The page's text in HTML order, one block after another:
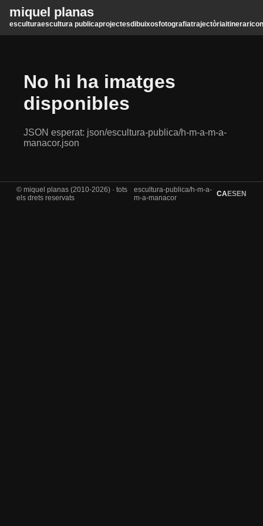
miquel planas
esculturaescultura publicaprojectesdibuixosfotografiatrajectòriaitinerari
No hi ha imatges
disponibles
JSON esperat: json/escultura-publica/h-m-a-m-a-
manacor.json
© miquel planas (2010-2026) · tots
els drets reservats
escultura-publica/h-m-a-
m-a-manacor
CAESEN